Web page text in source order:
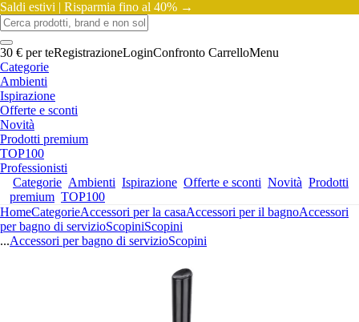
Saldi estivi | Risparmia fino al 40% →
30 € per teRegistrazioneLoginConfronto CarrelloMenu
Categorie
Ambienti
Ispirazione
Offerte e sconti
Novità
Prodotti premium
TOP100
Professionisti
Categorie Ambienti Ispirazione Offerte e sconti Novità Prodotti
premium TOP100
HomeCategorieAccessori per la casaAccessori per il bagnoAccessori
per bagno di servizioScopiniScopini
...Accessori per bagno di servizioScopini